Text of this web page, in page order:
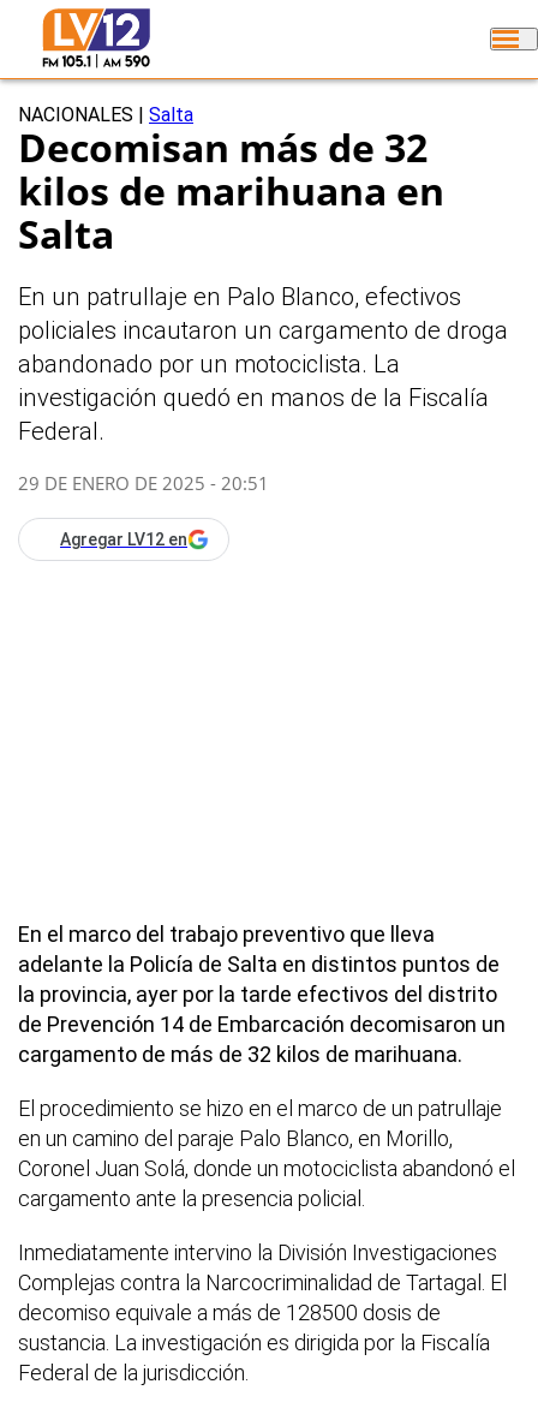
NACIONALES Salta
Decomisan más de 32
kilos de marihuana en
Salta
En un patrullaje en Palo Blanco, efectivos
policiales incautaron un cargamento de droga
abandonado por un motociclista. La
investigación quedó en manos de la Fiscalía
Federal.
29 DE ENERO DE 2025 - 20:51
Agregar LV12 en
En el marco del trabajo preventivo que lleva
adelante la Policía de Salta en distintos puntos de
la provincia, ayer por la tarde efectivos del distrito
de Prevención 14 de Embarcación decomisaron un
cargamento de más de 32 kilos de marihuana.
El procedimiento se hizo en el marco de un patrullaje
en un camino del paraje Palo Blanco, en Morillo,
Coronel Juan Solá, donde un motociclista abandonó el
cargamento ante la presencia policial.
Inmediatamente intervino la División Investigaciones
Complejas contra la Narcocriminalidad de Tartagal. El
decomiso equivale a más de 128500 dosis de
sustancia. La investigación es dirigida por la Fiscalía
Federal de la jurisdicción.